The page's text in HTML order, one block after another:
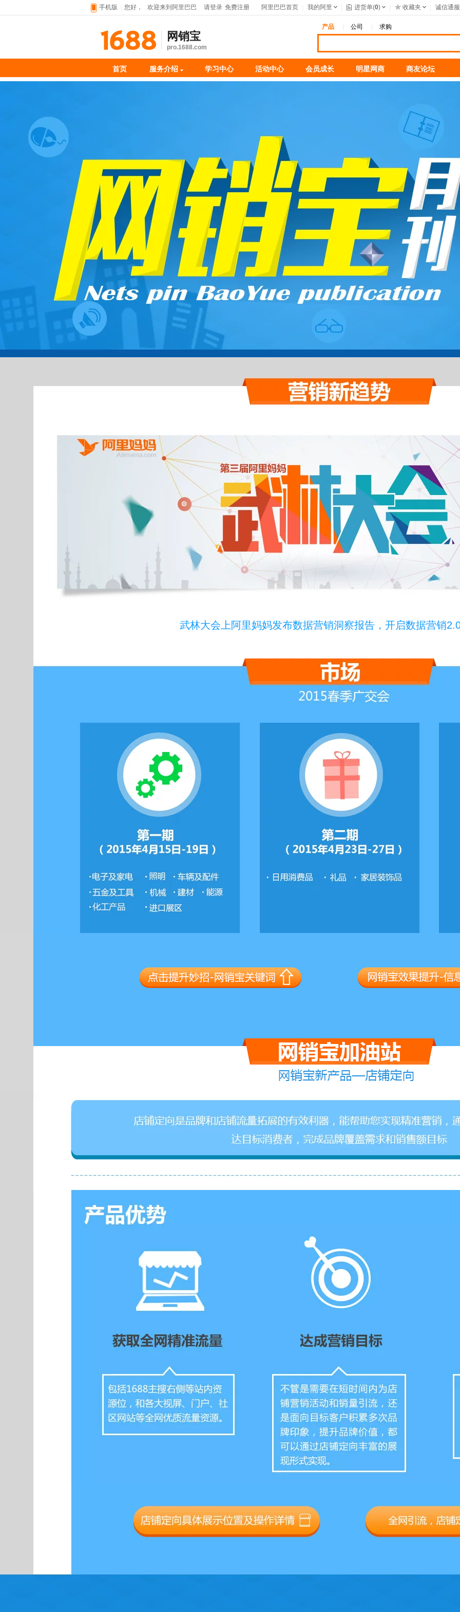
手机版 您好， 欢迎来到阿里巴巴 请登录 免费注册 阿里巴巴首页 我的阿里 进货单(0) 收藏夹 诚信通
网销宝
pro.1688.com
产品 公司 求购
首页 服务介绍 学习中心 活动中心 会员成长 明星网商 商友论坛
武林大会上阿里妈妈发布数据营销洞察报告，开启数据营销